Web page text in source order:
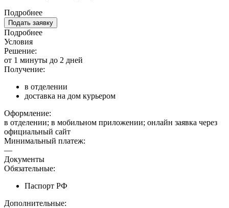
Подробнее
Подать заявку
Подробнее
Условия
Решение:
от 1 минуты до 2 дней
Получение:
в отделении
доставка на дом курьером
Оформление:
в отделении; в мобильном приложении; онлайн заявка через
официальный сайт
Минимальный платеж:
—
Документы
Обязательные:
Паспорт РФ
Дополнительные: